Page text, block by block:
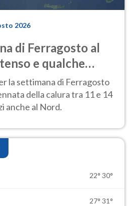
2026
di Ferragosto al
e qualche
la settimana di Ferragosto
della calura tra 11 e 14
anche al Nord.
22° 30°
27° 31°